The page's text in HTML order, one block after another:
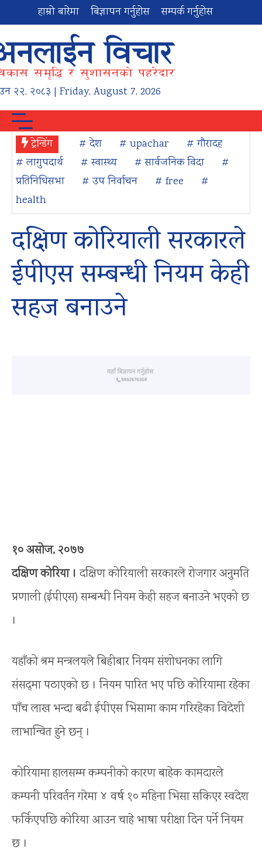
हाम्रो बारेमा बिज्ञापन गर्नुहोस सम्पर्क गर्नुहोस
२२, २०८३ | Friday, August 7, 2026
ट्रेन्डिंग # देश # upachar
# गौरादह
# लागुपदार्थ
# स्वास्थ्य # सार्वजनिक विदा
#
प्रतिनिधिसभा
# उप निर्वाचन # free
#
health
दक्षिण कोरियाली सरकारले
ईपीएस सम्बन्धी नियम केही
सहज बनाउने
१० असोज, २०७७
दक्षिण कोरिया । दक्षिण कोरियाली सरकारले रोजगार अनुमति
प्रणाली (ईपीएस) सम्बन्धी नियम केही सहज बनाउने भएको छ
।
यहाँको श्रम मन्त्रलयले बिहीबार नियम संशोधनका लागि
संसद्‌मा पठाएको छ । नियम पारित भए पछि कोरियामा रहेका
पाँच लाख भन्दा बढी ईपीएस भिसामा काम गरिरहेका विदेशी
लाभान्वित हुने छन् ।
कोरियामा हालसम्म कम्पनीको कारण बाहेक कामदारले
कम्पनी परिवर्तन गरेमा ४ वर्ष १० महिना भिसा सकिएर स्वदेश
फर्किएपछि कोरिया आउन चाहे भाषा परीक्षा दिन पर्ने नियम
छ ।